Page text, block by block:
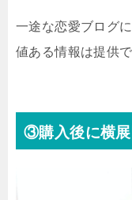
一途な恋愛ブログ
値ある情報は提供
③購入後に横展